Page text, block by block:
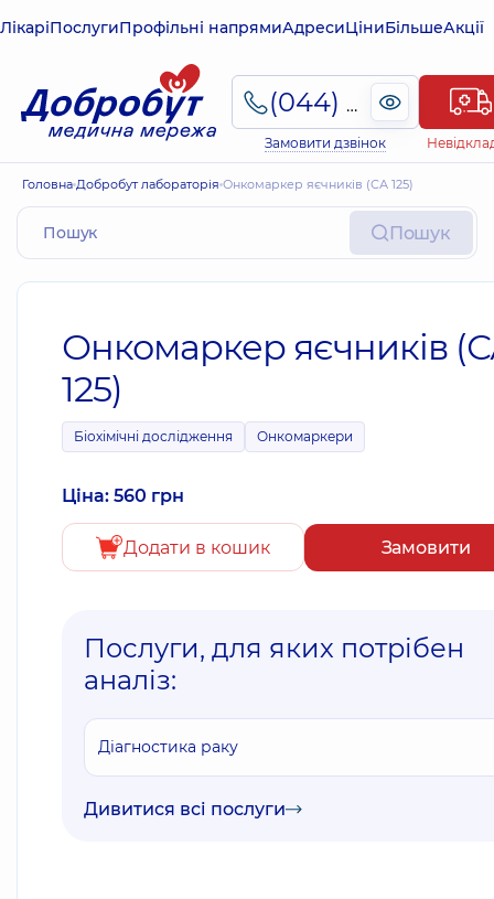
ЛікаріПослугиПрофільні напрямиАдресиЦіниБільшеАкції
(044) 495-2-888
Замовити дзвінок
Головна Добробут лабораторія Онкомаркер яєчників (СА 125)
Пошук
Онкомаркер яєчників
125)
Біохімічні дослідження Онкомаркери
Ціна: 560 грн
Додати в кошик Замовити
Послуги, для яких потрібен
аналіз:
Діагностика раку
Дивитися всі послуги